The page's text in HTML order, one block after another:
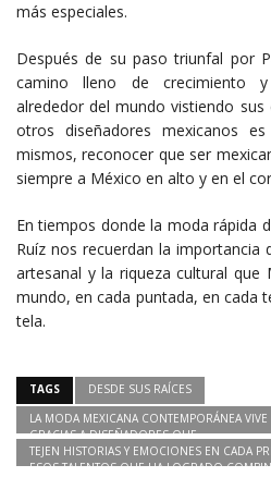
más especiales.
Después de su paso triunfal por
camino lleno de crecimiento
alrededor del mundo vistiendo sus
otros diseñadores mexicanos
mismos, reconocer que ser
siempre a México en alto y en el
En tiempos donde la moda rápida
Ruíz nos recuerdan la
artesanal y la riqueza cultural que
mundo, en cada puntada, en cada
tela.
TAGS
DESDE SUS RAÍCES
LA MODA MEXICANA CONTEMPORÁNEA
GRACIAS A DISEÑADORES QUE
TEJEN HISTORIAS Y EMOCIONES EN CADA
ESOS TALENTOS QUE HA LOGRADO